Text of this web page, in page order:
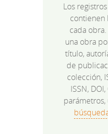
Los
contienen
cada
una obra
título,
de
colección,
ISSN,